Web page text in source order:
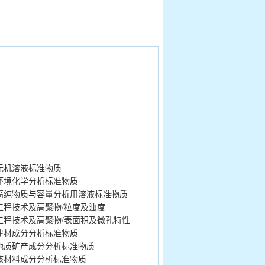
机溶液标准物质
境化学分析标准物质
纯物质与容量分析用溶液标准物质
程技术及高聚物/粒度及浊度
程技术及高聚物/表面积及微孔特性
材成分分析标准物质
质矿产成分分析标准物质
材料成分分析标准物质